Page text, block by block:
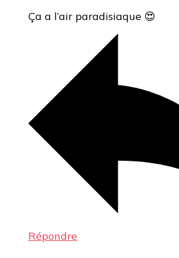
Ça a l’air paradisiaque 😍
Répondre